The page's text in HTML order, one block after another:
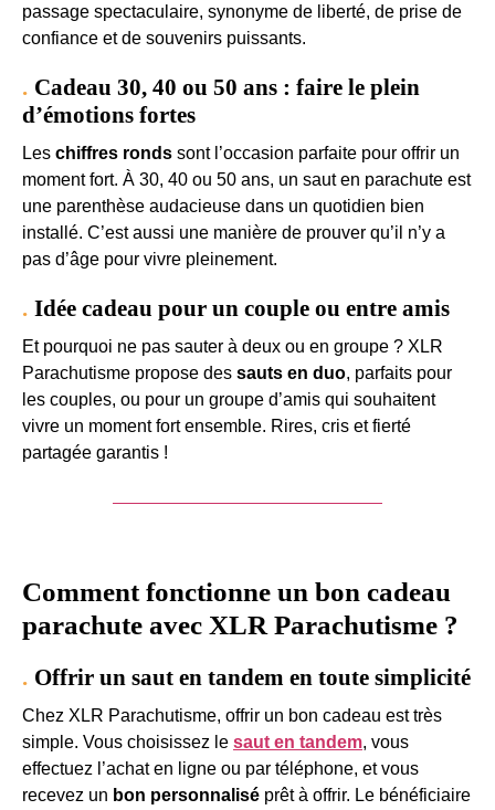
passage spectaculaire, synonyme de liberté, de prise de
confiance et de souvenirs puissants.
Cadeau 30, 40 ou 50 ans : faire le plein
d’émotions fortes
Les chiffres ronds sont l’occasion parfaite pour offrir un
moment fort. À 30, 40 ou 50 ans, un saut en parachute est
une parenthèse audacieuse dans un quotidien bien
installé. C’est aussi une manière de prouver qu’il n’y a
pas d’âge pour vivre pleinement.
Idée cadeau pour un couple ou entre amis
Et pourquoi ne pas sauter à deux ou en groupe ? XLR
Parachutisme propose des sauts en duo, parfaits pour
les couples, ou pour un groupe d’amis qui souhaitent
vivre un moment fort ensemble. Rires, cris et fierté
partagée garantis !
Comment fonctionne un bon cadeau
parachute avec XLR Parachutisme ?
Offrir un saut en tandem en toute simplicité
Chez XLR Parachutisme, offrir un bon cadeau est très
simple. Vous choisissez le saut en tandem, vous
effectuez l’achat en ligne ou par téléphone, et vous
recevez un bon personnalisé prêt à offrir. Le bénéficiaire